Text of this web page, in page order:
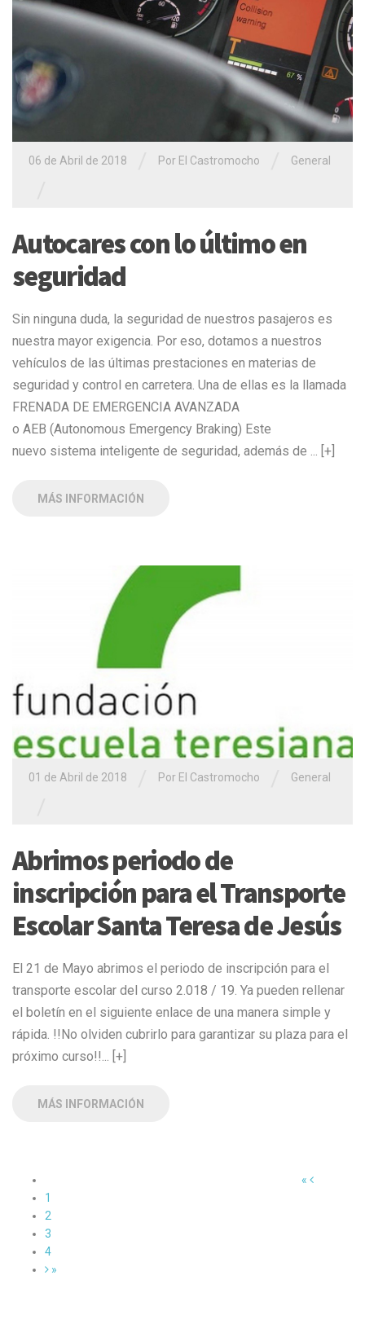
06 de Abril de 2018 Por El Castromocho General
Autocares con lo último en
seguridad
Sin ninguna duda, la seguridad de nuestros pasajeros es
nuestra mayor exigencia. Por eso, dotamos a nuestros
vehículos de las últimas prestaciones en materias de
seguridad y control en carretera. Una de ellas es la llamada
FRENADA DE EMERGENCIA AVANZADA
o AEB (Autonomous Emergency Braking) Este
nuevo sistema inteligente de seguridad, además de ... [+]
MÁS INFORMACIÓN
01 de Abril de 2018 Por El Castromocho General
Abrimos periodo de
inscripción para el Transporte
Escolar Santa Teresa de Jesús
El 21 de Mayo abrimos el periodo de inscripción para el
transporte escolar del curso 2.018 / 19. Ya pueden rellenar
el boletín en el siguiente enlace de una manera simple y
rápida. !!No olviden cubrirlo para garantizar su plaza para el
próximo curso!!... [+]
MÁS INFORMACIÓN
«
1
2
3
4
»